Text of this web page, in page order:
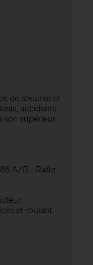
de sécurité et
accidents
son supérieur
A/B - R482
,
et roulant,